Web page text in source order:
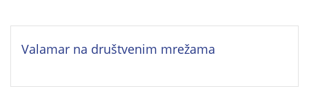
Valamar na društvenim mrežama